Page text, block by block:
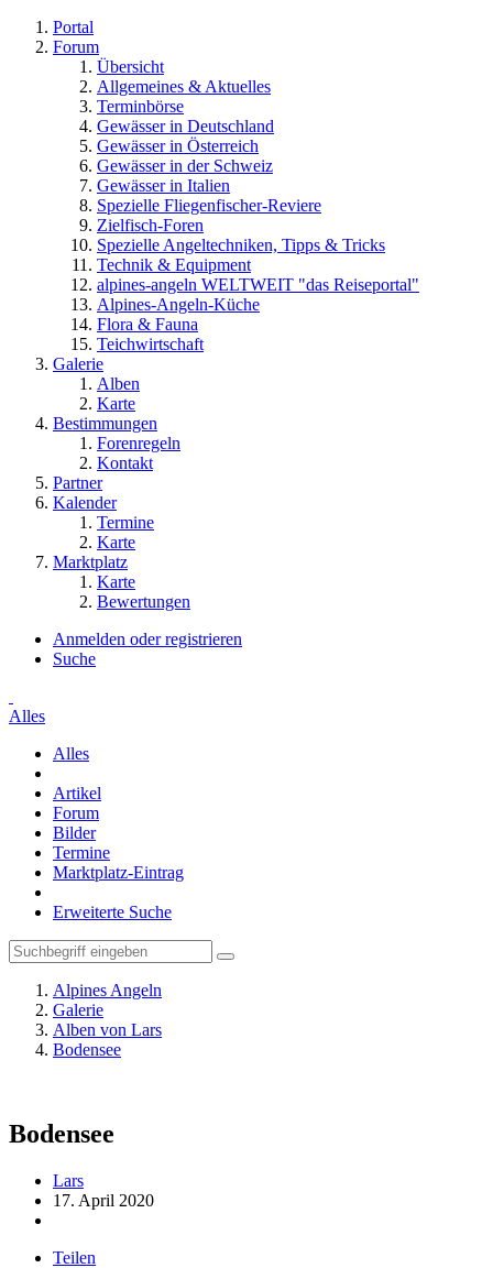
Portal
Forum
Übersicht
Allgemeines & Aktuelles
Terminbörse
Gewässer in Deutschland
Gewässer in Österreich
Gewässer in der Schweiz
Gewässer in Italien
Spezielle Fliegenfischer-Reviere
Zielfisch-Foren
Spezielle Angeltechniken, Tipps & Tricks
Technik & Equipment
alpines-angeln WELTWEIT "das Reiseportal"
Alpines-Angeln-Küche
Flora & Fauna
Teichwirtschaft
Galerie
Alben
Karte
Bestimmungen
Forenregeln
Kontakt
Partner
Kalender
Termine
Karte
Marktplatz
Karte
Bewertungen
Anmelden oder registrieren
Suche
Alles
Alles
Artikel
Forum
Bilder
Termine
Marktplatz-Eintrag
Erweiterte Suche
Alpines Angeln
Galerie
Alben von Lars
Bodensee
Bodensee
Lars
17. April 2020
Teilen